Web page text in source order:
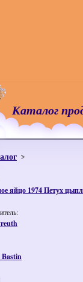
Каталог
яйцо 1974 Петух